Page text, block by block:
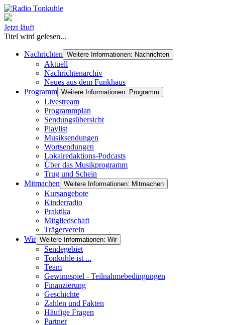
Jetzt läuft
Titel wird gelesen...
Nachrichten Weitere Informationen: Nachrichten
Aktuell
Nachrichtenarchiv
Neues aus dem Funkhaus
Programm Weitere Informationen: Programm
Livestream
Programmplan
Sendungsübersicht
Playlist
Musiksendungen
Wortsendungen
Lokalredaktions-Podcasts
Über das Musikprogramm
Trug und Schein
Mitmachen Weitere Informationen: Mitmachen
Kursangebote
Kinderradio
Praktika
Mitgliedschaft
Trägerverein
Wir Weitere Informationen: Wir
Sendegebiet
Tonkuhle ist ...
Team
Gewinnspiel - Teilnahmebedingungen
Finanzierung
Geschichte
Zahlen und Fakten
Häufige Fragen
Partner